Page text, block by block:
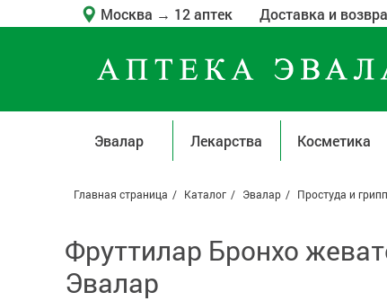
Москва → 12 аптек Доставка и
Эвалар Лекарства Косметика
Главная страница Каталог Эвалар Простуда и грипп
Фруттилар Бронхо
Эвалар